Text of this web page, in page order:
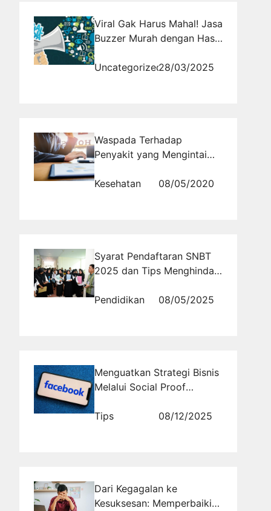
Viral Gak Harus Mahal! Jasa
Buzzer Murah dengan Hasil
Uncategorized28/03/2025
Waspada Terhadap
Penyakit yang Mengintai
Kesehatan
08/05/2020
Syarat Pendaftaran SNBT
2025 dan Tips Menghindari
Pendidikan
08/05/2025
Menguatkan Strategi Bisnis
Melalui Social Proof
Meningkatkan Kepercayaan
Tips 08/12/2025
Dari Kegagalan ke
Kesuksesan: Memperbaiki